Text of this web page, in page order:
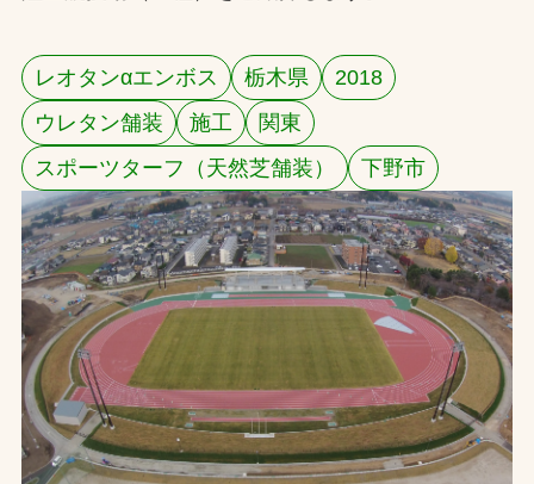
お問合せ
お取引先の皆様へ
プライバシーポリシー
ソーシャルメディアポリシー
InstagramFacebookYouTube
文字の見えづらさや操作にお困りの方へ
レオタンαエンボス 栃木県
2018
ウレタン舗装
施工
関東
スポーツターフ（天然芝舗装）
下野市